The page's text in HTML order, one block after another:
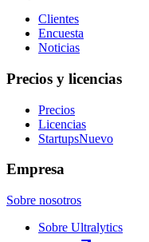
Clientes
Encuesta
Noticias
Precios y licencias
Precios
Licencias
StartupsNuevo
Empresa
Sobre nosotros
Sobre Ultralytics